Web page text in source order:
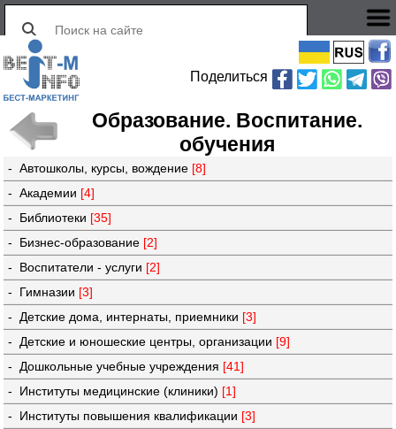
Поделиться
Образование. Воспитание.
обучения
- Автошколы, курсы, вождение [8]
- Академии [4]
- Библиотеки [35]
- Бизнес-образование [2]
- Воспитатели - услуги [2]
- Гимназии [3]
- Детские дома, интернаты, приемники [3]
- Детские и юношеские центры, организации [9]
- Дошкольные учебные учреждения [41]
- Институты медицинские (клиники) [1]
- Институты повышения квалификации [3]